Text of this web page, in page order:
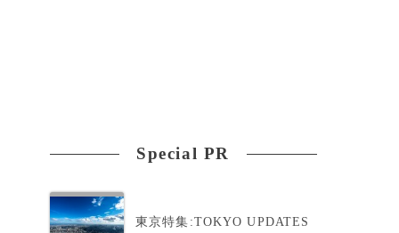
Special PR
東京特集:TOKYO UPDATES